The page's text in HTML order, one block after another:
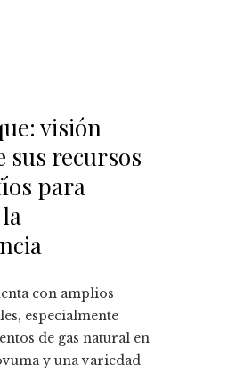
visión
sus recursos
para
con amplios
especialmente
de gas natural en
y una variedad